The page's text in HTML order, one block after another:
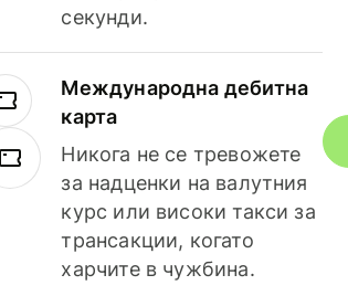
секунди.
Международна дебитна
карта
Никога не се тревожете
за надценки на валутния
курс или високи такси за
трансакции, когато
харчите в чужбина.